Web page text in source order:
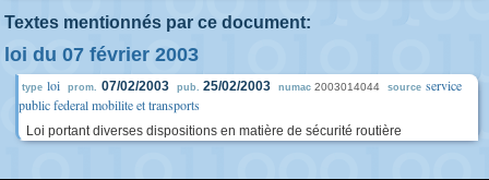
Textes mentionnés par ce document:
loi du 07 février 2003
type loi prom. 07/02/2003 pub. 25/02/2003 numac 2003014044 source service
public federal mobilite et transports
Loi portant diverses dispositions en matière de sécurité routière